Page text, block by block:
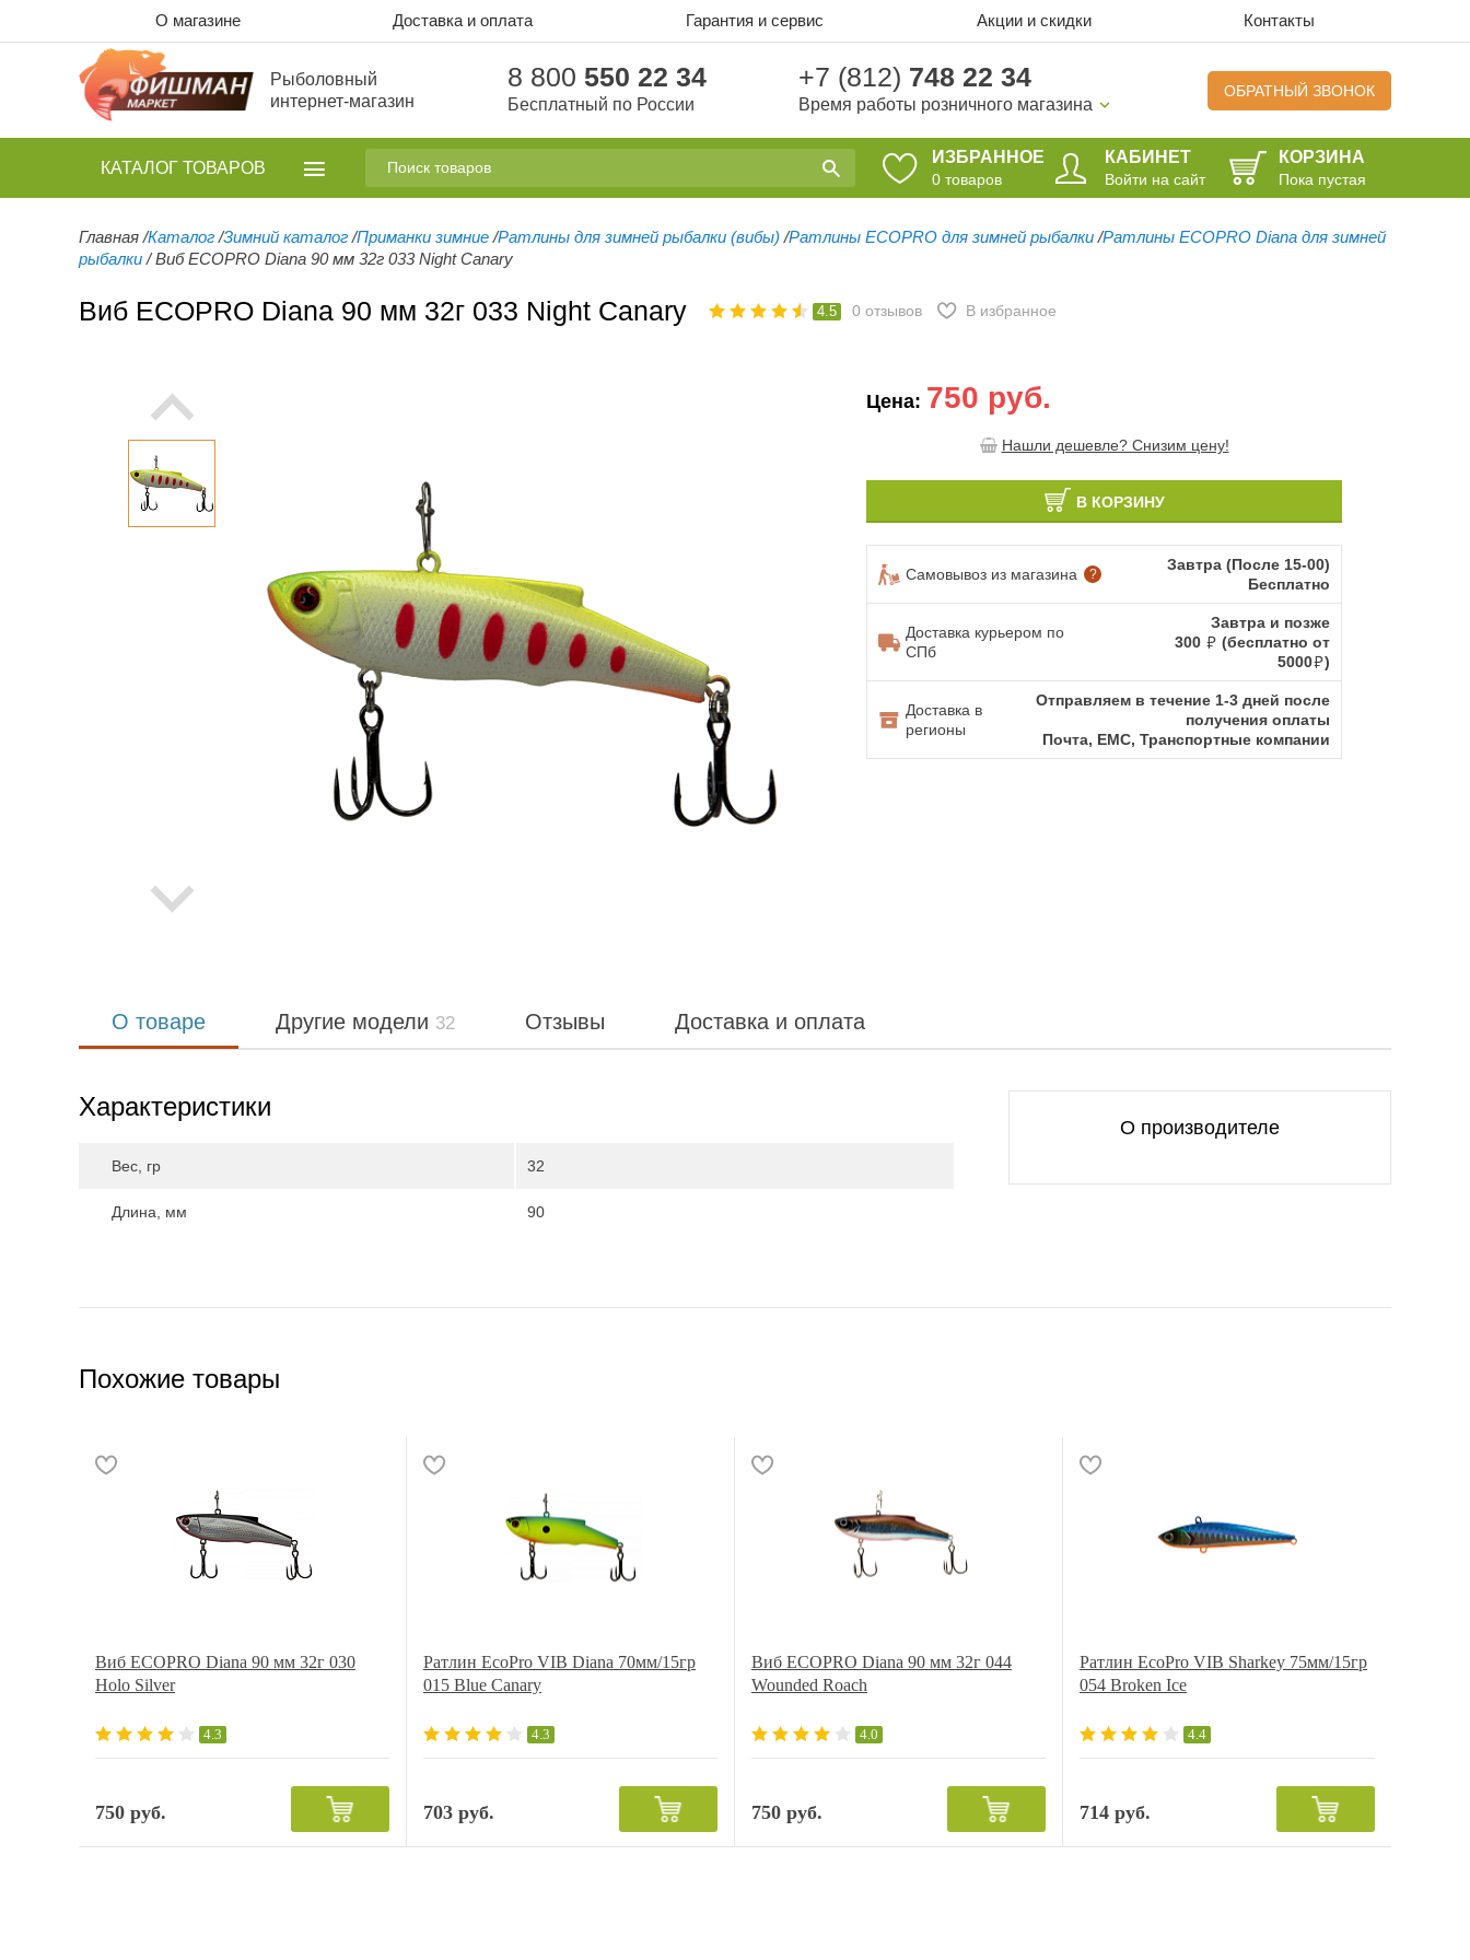
О магазине Доставка и оплата Гарантия и сервис Акции и скидки Контакты
Рыболовный
интернет-магазин
8 800 550 22 34
Бесплатный по России
+7 (812) 748 22 34
Время работы розничного магазина
ОБРАТНЫЙ ЗВОНОК
ИЗБРАННОЕ
0 товаров
КАБИНЕТ
Войти на сайт
КОРЗИНА
Пока пустая
КАТАЛОГ ТОВАРОВ
Главная /Каталог /Зимний каталог /Приманки зимние /Ратлины для зимней рыбалки (вибы) /Ратлины ECOPRO для зимней рыбалки /Ратлины ECOPRO Diana для зимней
рыбалки /Виб ECOPRO Diana 90 мм 32г 033 Night Canary
Виб ECOPRO Diana 90 мм 32г 033 Night Canary 4.5 0 отзывов В избранное
Цена: 750 руб.
Нашли дешевле? Снизим цену!
В КОРЗИНУ
Самовывоз из магазина ?
Завтра (После 15-00)
Бесплатно
Доставка курьером по
СПб
Завтра и позже
300
(бесплатно от
5000
)
Доставка в
регионы
Отправляем в течение 1-3 дней после
получения оплаты
Почта, ЕМС, Транспортные компании
О товаре Другие модели 32 Отзывы Доставка и оплата
О производителе
Характеристики
Вес, гр 32
Длина, мм 90
Похожие товары
Виб ECOPRO Diana 90 мм 32г 030
Holo Silver
4.3
750 руб.
Ратлин EcoPro VIB Diana 70мм/15гр
015 Blue Canary
4.3
703 руб.
Виб ECOPRO Diana 90 мм 32г 044
Wounded Roach
4.0
750 руб.
Ратлин EcoPro VIB Sharkey 75мм/15гр
054 Broken Ice
4.4
714 руб.